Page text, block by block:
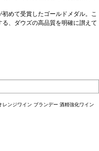
たルビー色。フルボディ、非常に
フレッシュで若々しく、ラズベリ
残る。
めて受賞したゴールドメダル。こ
、ダウズの高品質を明確に讃えて
フレッシュで若々しく、ラズベリ
残る。
レンジワイン ブランデー 酒精強化ワイン